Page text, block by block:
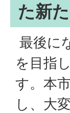
た新
最後に
を目指
す。本
し、大